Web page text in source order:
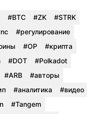
#BTC #ZK
#STRK
#регулирование
#OP
#крипта
#DOT
#Polkadot
#ARB
#авторы
#аналитика
#видео
#Tangem